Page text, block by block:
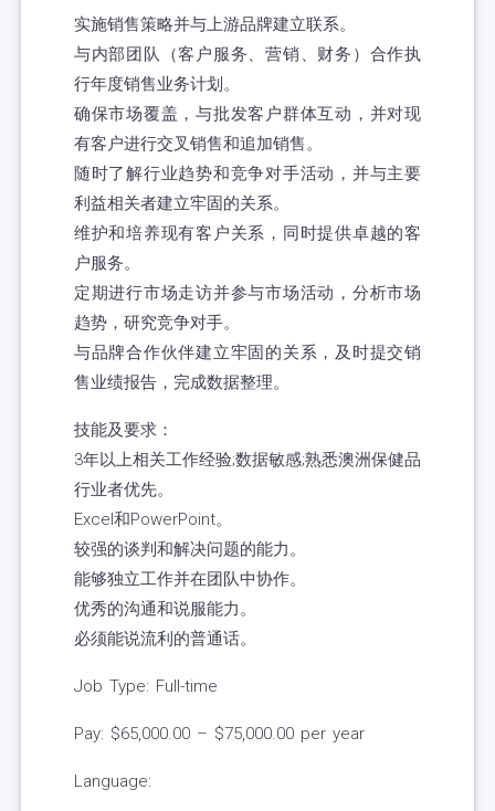
实施销售策略并与上游品牌建立联系。
与内部团队（客户服务、营销、财务）合作执
行年度销售业务计划。
确保市场覆盖，与批发客户群体互动，并对现
有客户进行交叉销售和追加销售。
随时了解行业趋势和竞争对手活动，并与主要
利益相关者建立牢固的关系。
维护和培养现有客户关系，同时提供卓越的客
户服务。
定期进行市场走访并参与市场活动，分析市场
趋势，研究竞争对手。
与品牌合作伙伴建立牢固的关系，及时提交销
售业绩报告，完成数据整理。
技能及要求：
3年以上相关工作经验;数据敏感;熟悉澳洲保健品
行业者优先。
Excel和PowerPoint。
较强的谈判和解决问题的能力。
能够独立工作并在团队中协作。
优秀的沟通和说服能力。
必须能说流利的普通话。
Job Type: Full-time
Pay: $65,000.00 – $75,000.00 per year
Language: